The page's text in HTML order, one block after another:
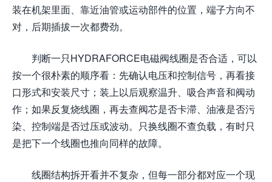
装在机架里面、靠近油管或运动部件的位置，端子方向不
对，后期插拔一次都费劲。
判断一只HYDRAFORCE电磁阀线圈是否合适，可以
按一个很朴素的顺序看：先确认电压和控制信号，再看接
口形式和安装尺寸；装上以后观察温升、吸合声音和阀动
作；如果反复烧线圈，再去查阀芯是否卡滞、油液是否污
染、控制端是否过压或波动。只换线圈不查负载，有时只
是把下一个线圈也推向同样的故障。
线圈结构拆开看并不复杂，但每一部分都对应一个现